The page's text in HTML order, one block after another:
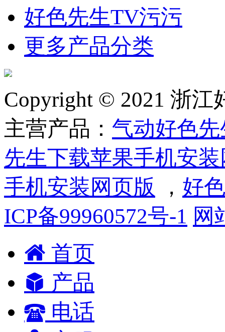
好色先生TV污污
更多产品分类
Copyright © 2021 浙
主营产品： 气动好色
先生下载苹果手机安
手机安装网页版
， 好
ICP备99960572号-1 网
首页
产品
电话